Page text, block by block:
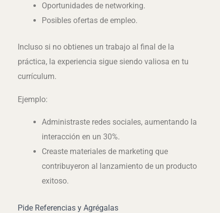
Oportunidades de networking.
Posibles ofertas de empleo.
Incluso si no obtienes un trabajo al final de la
práctica, la experiencia sigue siendo valiosa en tu
currículum.
Ejemplo:
Administraste redes sociales, aumentando la
interacción en un 30%.
Creaste materiales de marketing que
contribuyeron al lanzamiento de un producto
exitoso.
Pide Referencias y Agrégalas